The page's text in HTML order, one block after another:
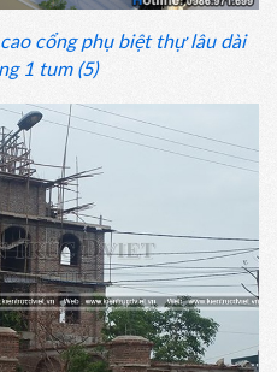
cổng phụ biệt thự lâu dài
1 tum (5)